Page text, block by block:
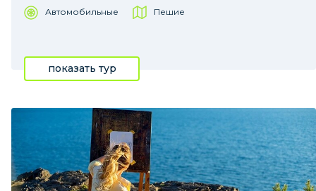
Автомобильные Пешие
показать тур